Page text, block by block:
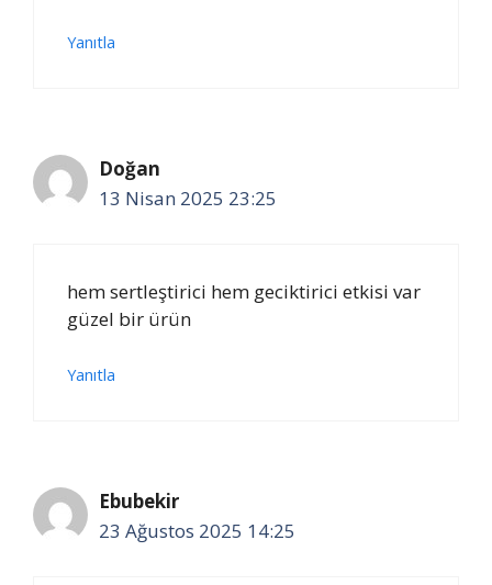
Yanıtla
Doğan
13 Nisan 2025 23:25
hem sertleştirici hem geciktirici etkisi var
güzel bir ürün
Yanıtla
Ebubekir
23 Ağustos 2025 14:25